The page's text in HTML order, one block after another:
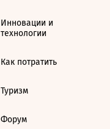
Инновации и
технологии
Как потратить
Туризм
Форум